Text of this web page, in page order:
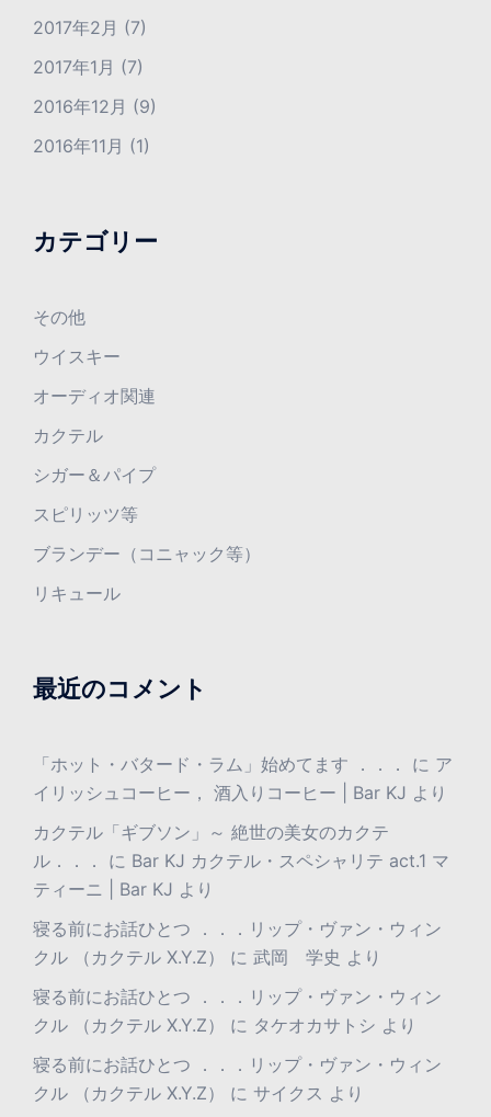
2017年2月 (7)
2017年1月 (7)
2016年12月 (9)
2016年11月 (1)
カテゴリー
その他
ウイスキー
オーディオ関連
カクテル
シガー＆パイプ
スピリッツ等
ブランデー（コニャック等）
リキュール
最近のコメント
「ホット・バタード・ラム」始めてます ．．． に ア
イリッシュコーヒー， 酒入りコーヒー | Bar KJ より
カクテル「ギブソン」～ 絶世の美女のカクテ
ル．．．
に Bar KJ カクテル・スペシャリテ act.1 マ
ティーニ | Bar KJ より
寝る前にお話ひとつ ．．．リップ・ヴァン・ウィン
クル （カクテル X.Y.Z）
に 武岡 学史 より
寝る前にお話ひとつ ．．．リップ・ヴァン・ウィン
クル （カクテル X.Y.Z）
に タケオカサトシ より
寝る前にお話ひとつ ．．．リップ・ヴァン・ウィン
クル （カクテル X.Y.Z）
に サイクス より